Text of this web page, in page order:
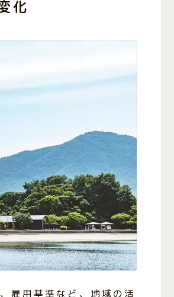
化
雇用基準など、地域の活